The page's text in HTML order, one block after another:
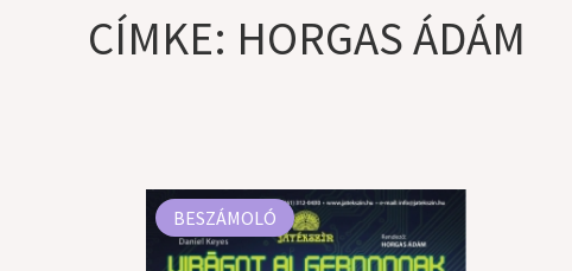
CÍMKE: HORGAS ÁDÁM
BESZÁMOLÓ